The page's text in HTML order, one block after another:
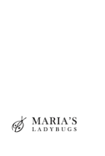
din metale durabile